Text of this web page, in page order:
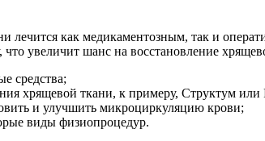
лечится как медикаментозным, так и
что увеличит шанс на восстановление
средства;
хрящевой ткани, к примеру, Структум или
и улучшить микроциркуляцию крови;
виды физиопроцедур.